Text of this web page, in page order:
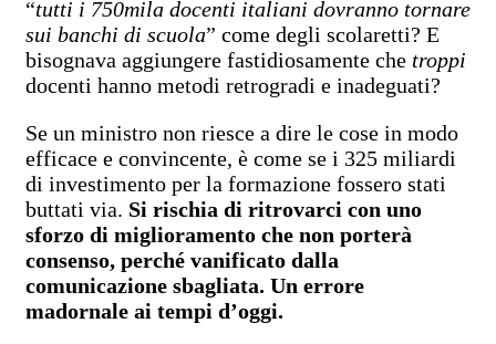
“tutti i 750mila docenti italiani dovranno tornare
sui banchi di scuola” come degli scolaretti? E
bisognava aggiungere fastidiosamente che troppi
docenti hanno metodi retrogradi e inadeguati?
Se un ministro non riesce a dire le cose in modo
efficace e convincente, è come se i 325 miliardi
di investimento per la formazione fossero stati
buttati via. Si rischia di ritrovarci con uno
sforzo di miglioramento che non porterà
consenso, perché vanificato dalla
comunicazione sbagliata. Un errore
madornale ai tempi d’oggi.